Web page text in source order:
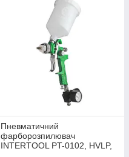
Пневматичний
фарборозпилювач
INTERTOOL PT-0102, HVLP,